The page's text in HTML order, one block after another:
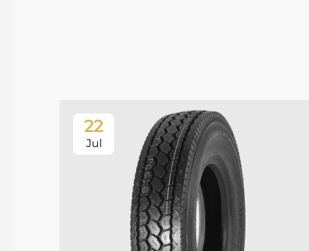
22
Jul